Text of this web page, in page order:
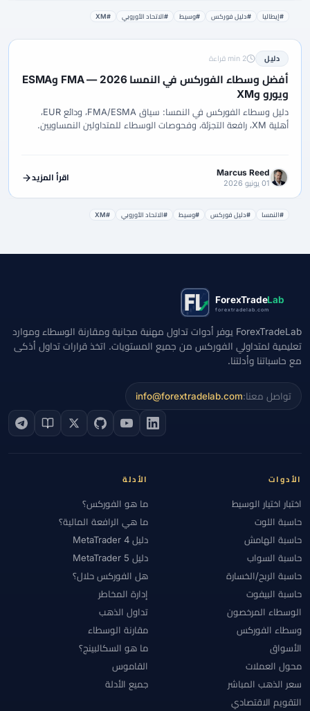
#إيطاليا #دليل فوركس #وسيط #الاتحاد الأوروبي #XM
دليل 2 min قراءة
أفضل وسطاء الفوركس في النمسا 2026 — FMA وESMA
ويورو وXM
دليل وسطاء الفوركس في النمسا: سياق FMA/ESMA، ودائع EUR،
أهلية XM، رافعة التجزئة، وفحوصات الوسطاء للمتداولين النمساويين.
Marcus Reed
01 يونيو 2026
اقرأ المزيد
#النمسا #دليل فوركس #وسيط #الاتحاد الأوروبي #XM
ForexTradeLab
forextradelab.com
ForexTradeLab يوفر أدوات تداول مهنية مجانية ومقارنة الوسطاء وموارد
تعليمية لمتداولي الفوركس من جميع المستويات. اتخذ قرارات تداول أذكى
مع حاسباتنا وأدلتنا.
تواصل معنا:info@forextradelab.com
الأدوات
اختبار اختيار الوسيط
حاسبة اللوت
حاسبة الهامش
حاسبة السواب
حاسبة الربح/الخسارة
حاسبة البيفوت
الوسطاء المرخصون
وسطاء الفوركس
الأسواق
محول العملات
سعر الذهب المباشر
التقويم الاقتصادي
الأدلة
ما هو الفوركس؟
ما هي الرافعة المالية؟
دليل MetaTrader 4
دليل MetaTrader 5
هل الفوركس حلال؟
إدارة المخاطر
تداول الذهب
مقارنة الوسطاء
ما هو السكالبينج؟
القاموس
جميع الأدلة